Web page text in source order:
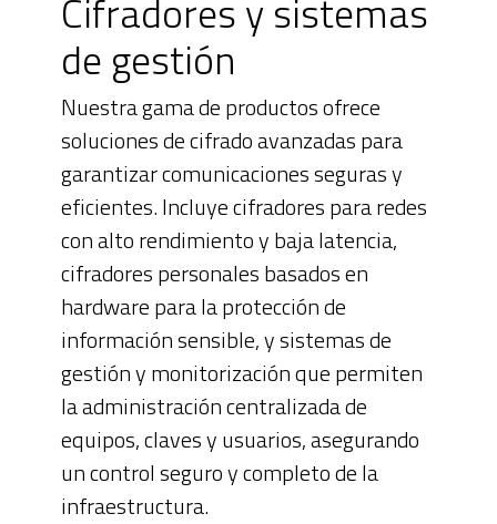
Cifradores y sistemas
de gestión
Nuestra gama de productos ofrece
soluciones de cifrado avanzadas para
garantizar comunicaciones seguras y
eficientes. Incluye cifradores para redes
con alto rendimiento y baja latencia,
cifradores personales basados en
hardware para la protección de
información sensible, y sistemas de
gestión y monitorización que permiten
la administración centralizada de
equipos, claves y usuarios, asegurando
un control seguro y completo de la
infraestructura.